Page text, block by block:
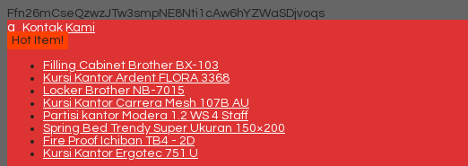
Ffn26mCseQzwzJTw3smpNE8Nti1cAw6hYZWaSDjvoqs
q
Kontak Kami
Hot Item!
Filling Cabinet Brother BX-103
Kursi Kantor Ardent FLORA 3368
Locker Brother NB-7015
Kursi Kantor Carrera Mesh 107B AU
Partisi kantor Modera 1.2 WS 4 Staff
Spring Bed Trendy Super Ukuran 150×200
Fire Proof Ichiban TB4 - 2D
Kursi Kantor Ergotec 751 U